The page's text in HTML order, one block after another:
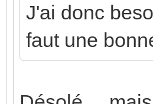
J'ai donc
faut une